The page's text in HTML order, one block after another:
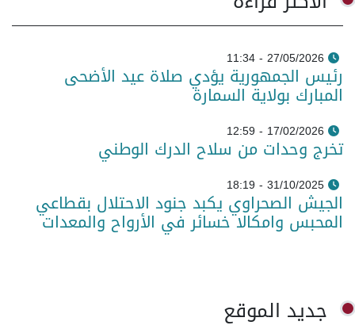
27/05/2026 - 11:34
رئيس الجمهورية يؤدي صلاة عيد الأضحى
المبارك بولاية السمارة
17/02/2026 - 12:59
تخرج وحدات من سلاح الدرك الوطني
31/10/2025 - 18:19
الجيش الصحراوي يكبد جنود الاحتلال بقطاعي
المحبس وامكالا خسائر في الأرواح والمعدات
جديد الموقع